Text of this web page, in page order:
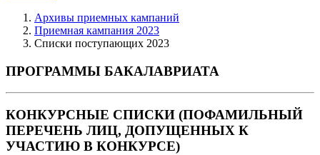
Архивы приемных кампаний
Приемная кампания 2023
Списки поступающих 2023
ПРОГРАММЫ БАКАЛАВРИАТА
КОНКУРСНЫЕ СПИСКИ (ПОФАМИЛЬНЫЙ
ПЕРЕЧЕНЬ ЛИЦ, ДОПУЩЕННЫХ К
УЧАСТИЮ В КОНКУРСЕ)